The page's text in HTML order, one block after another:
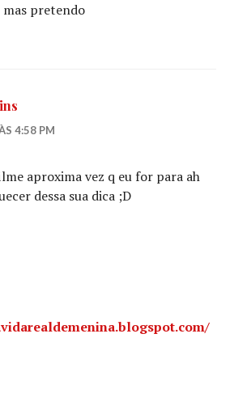
pretendo
4:58 PM
aproxima vez q eu for para ah
dessa sua dica ;D